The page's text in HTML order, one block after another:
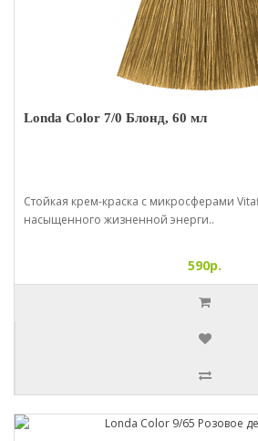
Londa Color 7/0 Блонд, 60 мл
Стойкая крем-краска с микросферами
насыщенного жизненной энерги..
590р.